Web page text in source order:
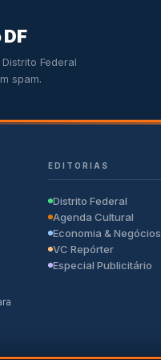
Federal
spam.
EDITORIAS
Distrito Federal
Agenda Cultural
Economia & Negócios
VC Repórter
Especial Publicitário